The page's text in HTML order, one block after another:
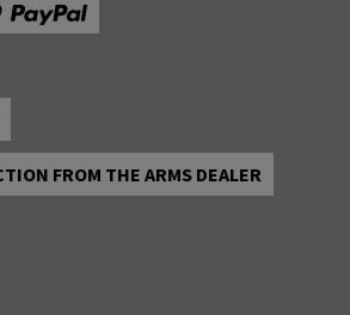
FROM THE ARMS DEALER